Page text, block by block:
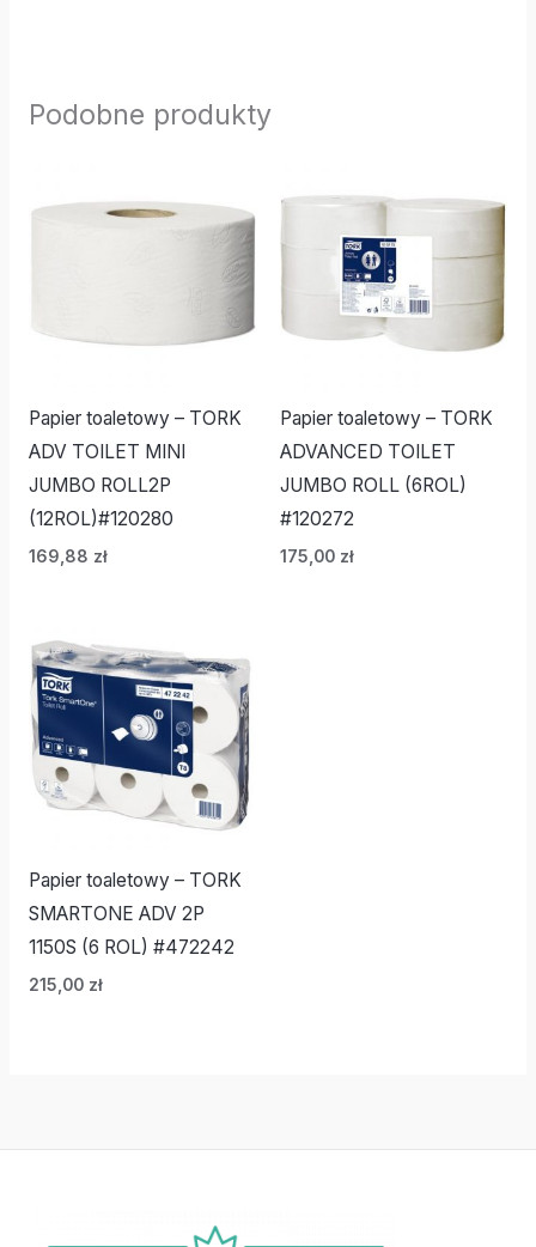
Podobne produkty
Papier toaletowy – TORK
ADV TOILET MINI
JUMBO ROLL2P
(12ROL)#120280
169,88 zł
Papier toaletowy – TORK
ADVANCED TOILET
JUMBO ROLL (6ROL)
#120272
175,00 zł
Papier toaletowy – TORK
SMARTONE ADV 2P
1150S (6 ROL) #472242
215,00 zł